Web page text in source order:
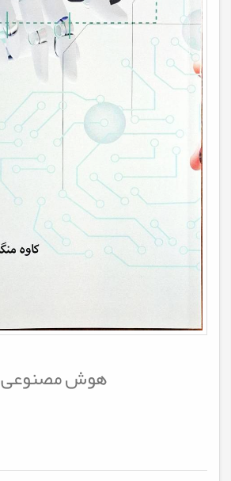
هوش مصنوعی